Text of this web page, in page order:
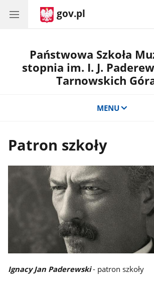
gov.pl
Państwowa Szkoła
stopnia im. I. J.
Tarnowskich
MENU
Patron szkoły
Ignacy Jan Paderewski- patron szkoły